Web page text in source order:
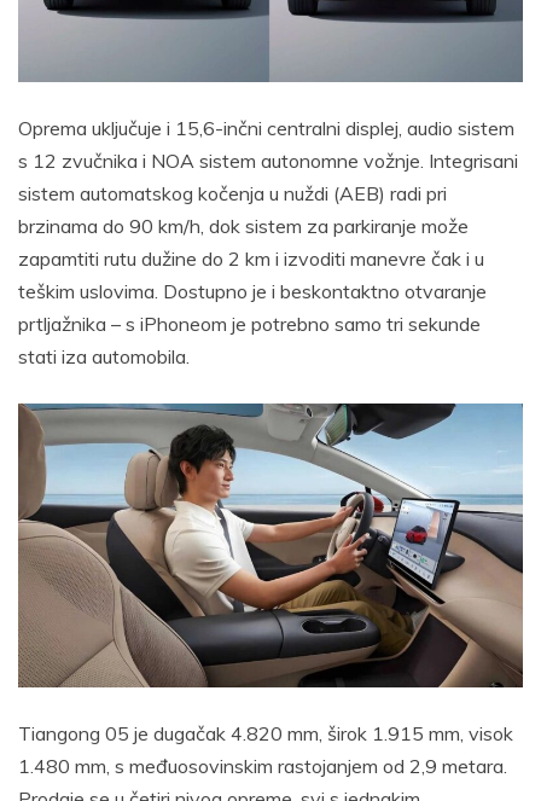
Oprema uključuje i 15,6-inčni centralni displej, audio sistem
s 12 zvučnika i NOA sistem autonomne vožnje. Integrisani
sistem automatskog kočenja u nuždi (AEB) radi pri
brzinama do 90 km/h, dok sistem za parkiranje može
zapamtiti rutu dužine do 2 km i izvoditi manevre čak i u
teškim uslovima. Dostupno je i beskontaktno otvaranje
prtljažnika – s iPhoneom je potrebno samo tri sekunde
stati iza automobila.
Tiangong 05 je dugačak 4.820 mm, širok 1.915 mm, visok
1.480 mm, s međuosovinskim rastojanjem od 2,9 metara.